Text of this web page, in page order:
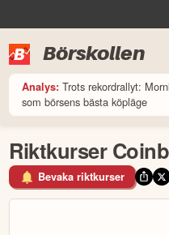
Börskollen
Analys: Trots rekordrallyt:
som börsens bästa köpläge
Riktkurser
Bevaka riktkurser